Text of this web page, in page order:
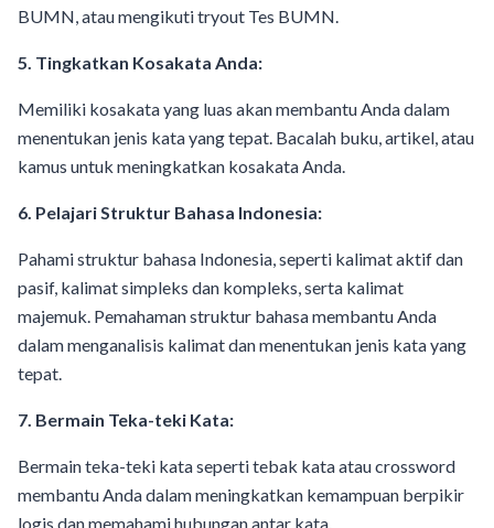
BUMN, atau mengikuti tryout Tes BUMN.
5. Tingkatkan Kosakata Anda:
Memiliki kosakata yang luas akan membantu Anda dalam
menentukan jenis kata yang tepat. Bacalah buku, artikel, atau
kamus untuk meningkatkan kosakata Anda.
6. Pelajari Struktur Bahasa Indonesia:
Pahami struktur bahasa Indonesia, seperti kalimat aktif dan
pasif, kalimat simpleks dan kompleks, serta kalimat
majemuk. Pemahaman struktur bahasa membantu Anda
dalam menganalisis kalimat dan menentukan jenis kata yang
tepat.
7. Bermain Teka-teki Kata:
Bermain teka-teki kata seperti tebak kata atau crossword
membantu Anda dalam meningkatkan kemampuan berpikir
logis dan memahami hubungan antar kata.